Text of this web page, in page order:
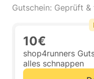
Gutschein: Geprüft
10€
shop4runners
alles schnappen